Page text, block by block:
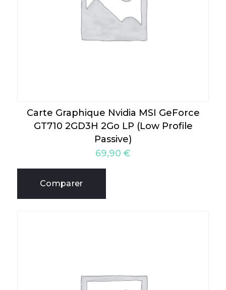
Carte Graphique Nvidia MSI GeForce
GT710 2GD3H 2Go LP (Low Profile
Passive)
69,90 €
Comparer